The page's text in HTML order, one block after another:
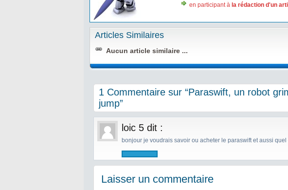
en participant à la rédaction d'un
Articles Similaires
Aucun article similaire ...
1 Commentaire sur “Paraswift, un robot
jump”
loic 5 dit :
bonjour je voudrais savoir ou acheter le paraswift et aussi quel
Laisser un commentaire